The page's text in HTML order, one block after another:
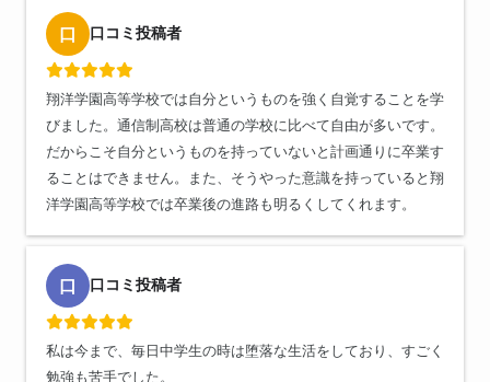
口 口コミ投稿者
翔洋学園高等学校では自分というものを強く自覚することを学
びました。通信制高校は普通の学校に比べて自由が多いです。
だからこそ自分というものを持っていないと計画通りに卒業す
ることはできません。また、そうやった意識を持っていると翔
洋学園高等学校では卒業後の進路も明るくしてくれます。
口 口コミ投稿者
私は今まで、毎日中学生の時は堕落な生活をしており、すごく
勉強も苦手でした。